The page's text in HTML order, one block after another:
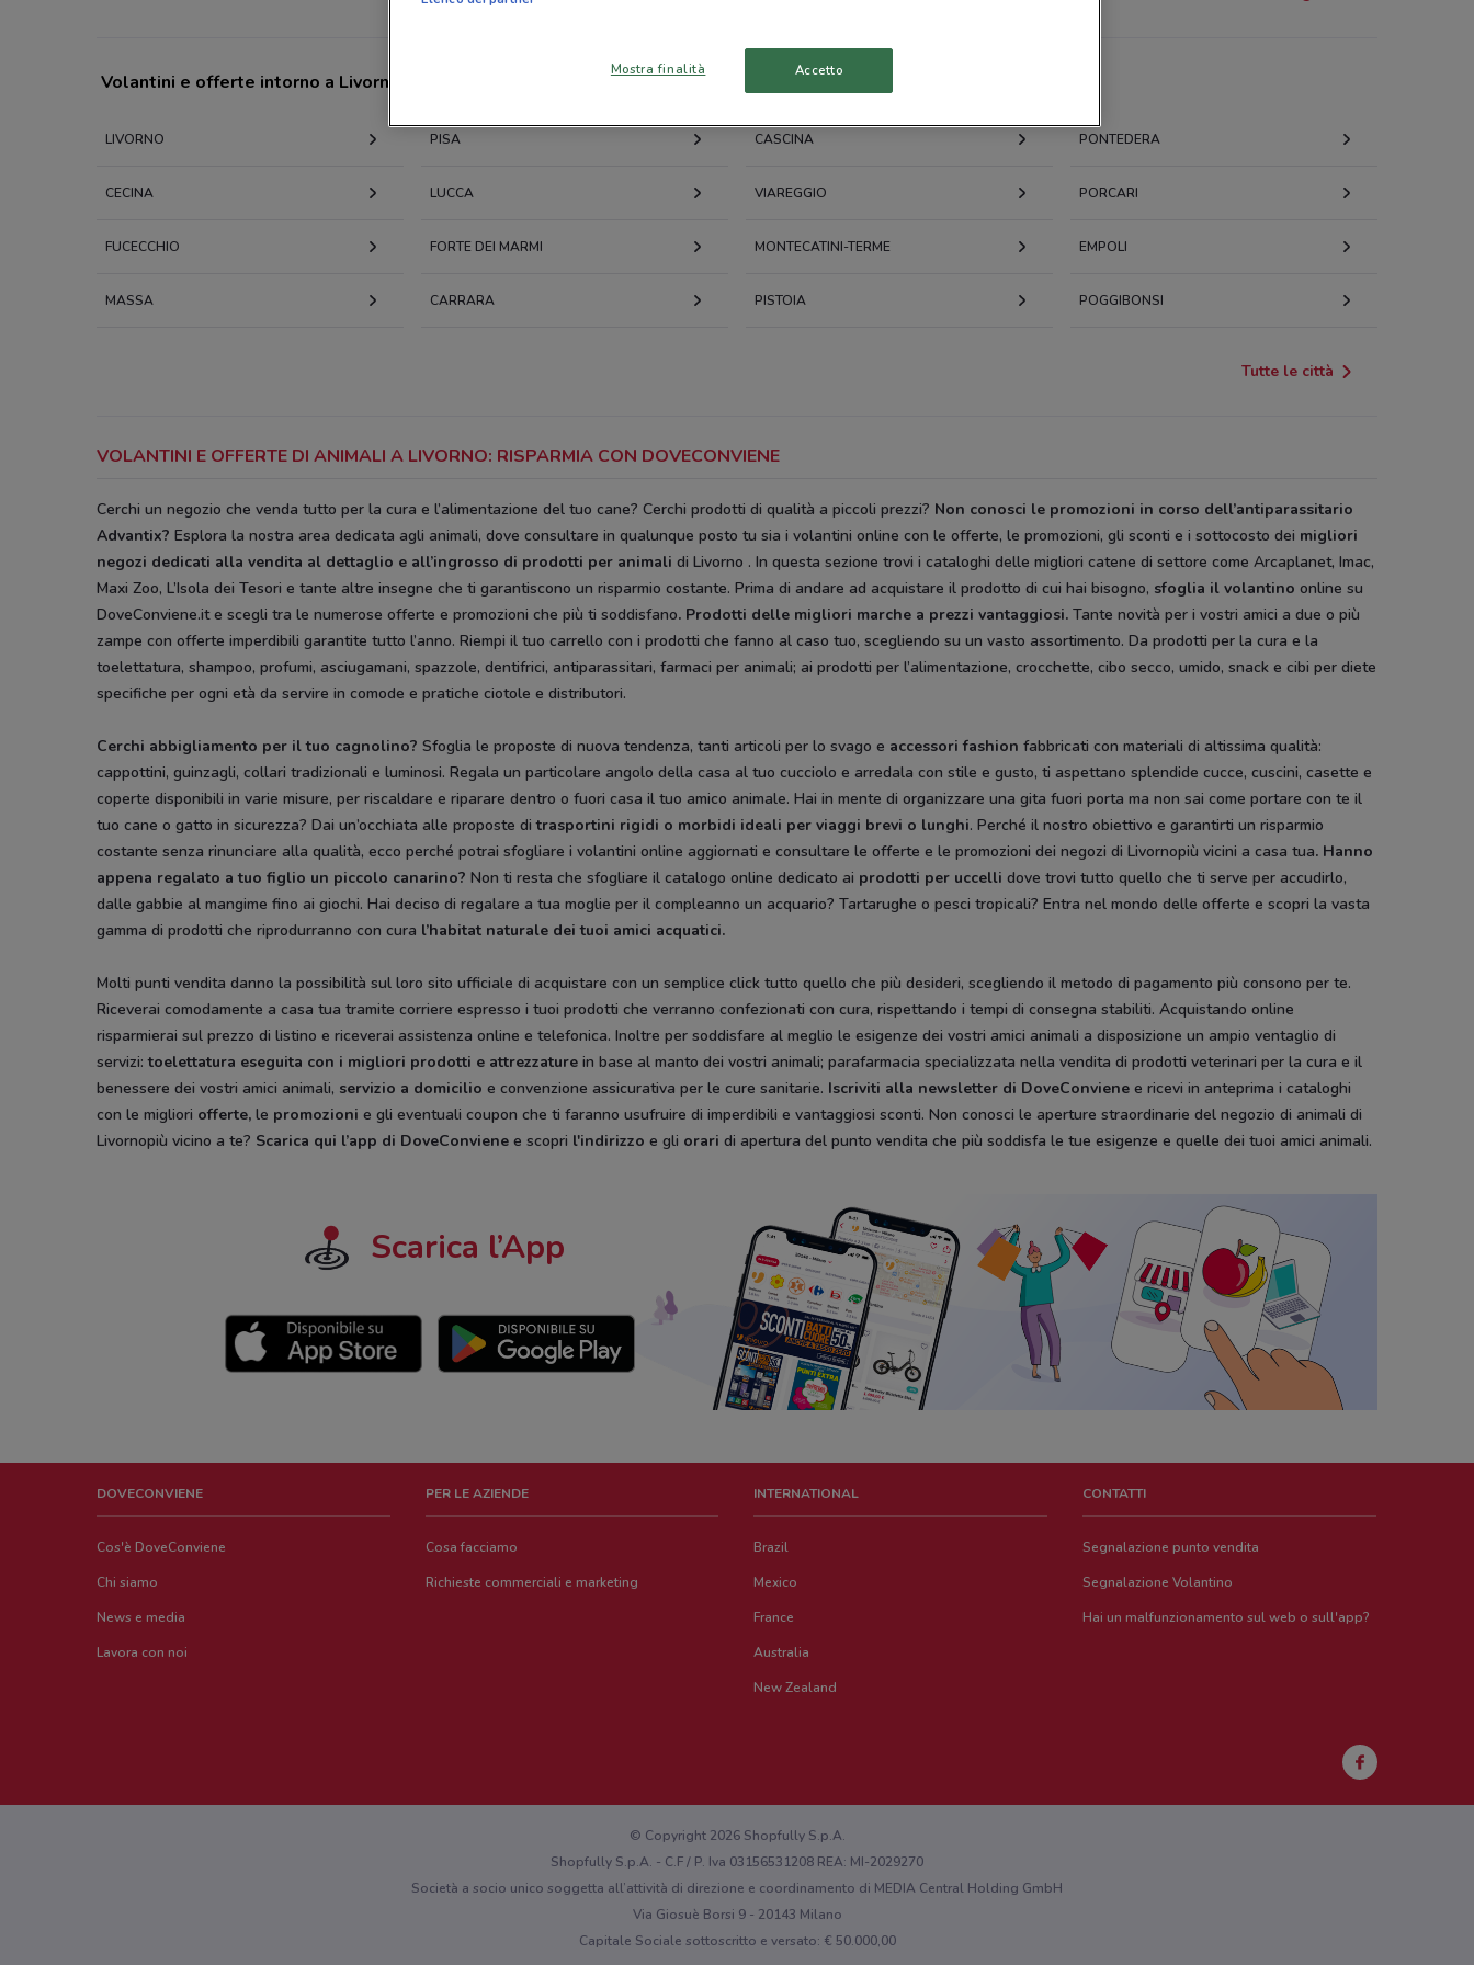
Volantini e offerte intorno a Livorno
LIVORNO PISA CASCINA PONTEDERA
CECINA LUCCA VIAREGGIO PORCARI
FUCECCHIO FORTE DEI MARMI MONTECATINI-TERME EMPOLI
MASSA CARRARA PISTOIA POGGIBONSI
Tutte le città
VOLANTINI E OFFERTE DI ANIMALI A LIVORNO: RISPARMIA CON DOVECONVIENE
Cerchi un negozio che venda tutto per la cura e l’alimentazione del tuo cane? Cerchi prodotti di qualità a piccoli prezzi? Non conosci le promozioni in corso dell’antiparassitario
Advantix? Esplora la nostra area dedicata agli animali, dove consultare in qualunque posto tu sia i volantini online con le offerte, le promozioni, gli sconti e i sottocosto dei migliori
negozi dedicati alla vendita al dettaglio e all’ingrosso di prodotti per animali di Livorno . In questa sezione trovi i cataloghi delle migliori catene di settore come Arcaplanet, Imac,
Maxi Zoo, L’Isola dei Tesori e tante altre insegne che ti garantiscono un risparmio costante. Prima di andare ad acquistare il prodotto di cui hai bisogno, sfoglia il volantino online su
DoveConviene.it e scegli tra le numerose offerte e promozioni che più ti soddisfano. Prodotti delle migliori marche a prezzi vantaggiosi. Tante novità per i vostri amici a due o più
zampe con offerte imperdibili garantite tutto l’anno. Riempi il tuo carrello con i prodotti che fanno al caso tuo, scegliendo su un vasto assortimento. Da prodotti per la cura e la
toelettatura, shampoo, profumi, asciugamani, spazzole, dentifrici, antiparassitari, farmaci per animali; ai prodotti per l’alimentazione, crocchette, cibo secco, umido, snack e cibi per diete
specifiche per ogni età da servire in comode e pratiche ciotole e distributori.
Cerchi abbigliamento per il tuo cagnolino? Sfoglia le proposte di nuova tendenza, tanti articoli per lo svago e accessori fashion fabbricati con materiali di altissima qualità:
cappottini, guinzagli, collari tradizionali e luminosi. Regala un particolare angolo della casa al tuo cucciolo e arredala con stile e gusto, ti aspettano splendide cucce, cuscini, casette e
coperte disponibili in varie misure, per riscaldare e riparare dentro o fuori casa il tuo amico animale. Hai in mente di organizzare una gita fuori porta ma non sai come portare con te il
tuo cane o gatto in sicurezza? Dai un’occhiata alle proposte ditrasportini rigidi o morbidi ideali per viaggi brevi o lunghi. Perché il nostro obiettivo e garantirti un risparmio
costante senza rinunciare alla qualità, ecco perché potrai sfogliare i volantini online aggiornati e consultare le offerte e le promozioni dei negozi di Livornopiù vicini a casa tua. Hanno
appena regalato a tuo figlio un piccolo canarino? Non ti resta che sfogliare il catalogo online dedicato ai prodotti per uccelli dove trovi tutto quello che ti serve per accudirlo,
dalle gabbie al mangime fino ai giochi. Hai deciso di regalare a tua moglie per il compleanno un acquario? Tartarughe o pesci tropicali? Entra nel mondo delle offerte e scopri la vasta
gamma di prodotti che riprodurranno con cura l’habitat naturale dei tuoi amici acquatici.
Molti punti vendita danno la possibilità sul loro sito ufficiale di acquistare con un semplice click tutto quello che più desideri, scegliendo il metodo di pagamento più consono per te.
Riceverai comodamente a casa tua tramite corriere espresso i tuoi prodotti che verranno confezionati con cura, rispettando i tempi di consegna stabiliti. Acquistando online
risparmierai sul prezzo di listino e riceverai assistenza online e telefonica. Inoltre per soddisfare al meglio le esigenze dei vostri amici animali a disposizione un ampio ventaglio di
servizi:toelettatura eseguita con i migliori prodotti e attrezzature in base al manto dei vostri animali; parafarmacia specializzata nella vendita di prodotti veterinari per la cura e il
benessere dei vostri amici animali, servizio a domicilio e convenzione assicurativa per le cure sanitarie. Iscriviti alla newsletter di DoveConviene e ricevi in anteprima i cataloghi
con le migliori offerte, le promozioni e gli eventuali coupon che ti faranno usufruire di imperdibili e vantaggiosi sconti. Non conosci le aperture straordinarie del negozio di animali di
Livornopiù vicino a te? Scarica qui l’app di DoveConviene e scopri l'indirizzo e gli orari di apertura del punto vendita che più soddisfa le tue esigenze e quelle dei tuoi amici animali.
Scarica l’App
DOVECONVIENE
Cos'è DoveConviene
Chi siamo
News e media
Lavora con noi
PER LE AZIENDE
Cosa facciamo
Richieste commerciali e marketing
INTERNATIONAL
Brazil
Mexico
France
Australia
New Zealand
CONTATTI
Segnalazione punto vendita
Segnalazione Volantino
Hai un malfunzionamento sul web o sull'app?
© Copyright 2026 Shopfully S.p.A.
Shopfully S.p.A. - C.F / P. Iva 03156531208 REA: MI-2029270
Società a socio unico soggetta all’attività di direzione e coordinamento di MEDIA Central Holding GmbH
Via Giosuè Borsi 9 - 20143 Milano
Capitale Sociale sottoscritto e versato: € 50.000,00
Mostra finalità Accetto